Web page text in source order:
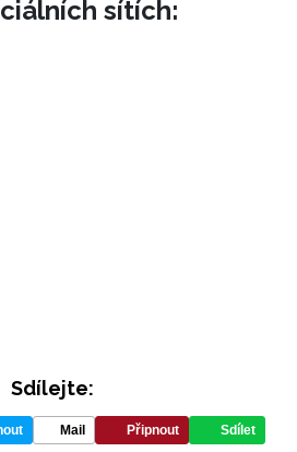
sítích:
Sdílejte:
Mail Připnout Sdílet